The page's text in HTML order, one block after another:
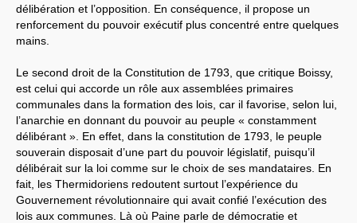
délibération et l’opposition. En conséquence, il propose un
renforcement du pouvoir exécutif plus concentré entre quelques
mains.
Le second droit de la Constitution de 1793, que critique Boissy,
est celui qui accorde un rôle aux assemblées primaires
communales dans la formation des lois, car il favorise, selon lui,
l’anarchie en donnant du pouvoir au peuple « constamment
délibérant ». En effet, dans la constitution de 1793, le peuple
souverain disposait d’une part du pouvoir législatif, puisqu’il
délibérait sur la loi comme sur le choix de ses mandataires. En
fait, les Thermidoriens redoutent surtout l’expérience du
Gouvernement révolutionnaire qui avait confié l’exécution des
lois aux communes. Là où Paine parle de démocratie et